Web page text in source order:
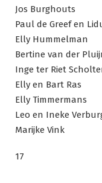
Jos Burghouts
Paul de Greef en
Elly Hummelman
Bertine van der
Inge ter Riet
Elly en Bart Ras
Elly Timmermans
Leo en Ineke
Marijke Vink
17